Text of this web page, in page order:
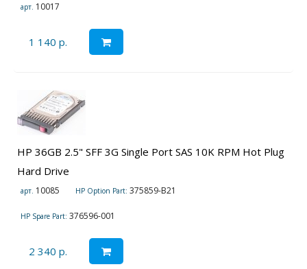
арт. 10017
1 140 р.
HP 36GB 2.5" SFF 3G Single Port SAS 10K RPM Hot Plug
Hard Drive
арт. 10085 HP Option Part: 375859-B21
HP Spare Part: 376596-001
2 340 р.